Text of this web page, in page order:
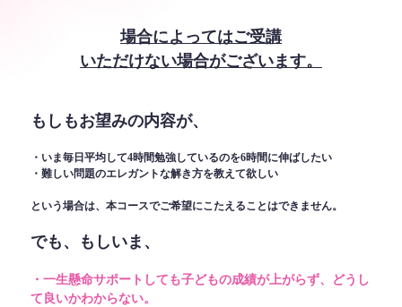
場合によってはご受講
いただけない場合がございます。
もしもお望みの内容が、
・いま毎日平均して4時間勉強しているのを6時間に伸ばしたい
・難しい問題のエレガントな解き方を教えて欲しい
という場合は、本コースでご希望にこたえることはできません。
でも、もしいま、
・一生懸命サポートしても子どもの成績が上がらず、どうし
て良いかわからない。